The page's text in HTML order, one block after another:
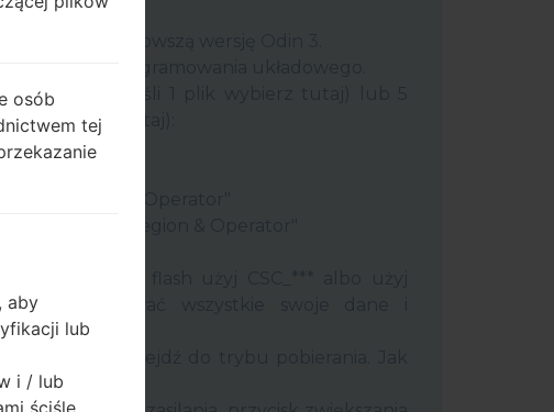
1 plik (jeśli 1 plik wybierz tutaj) lub 5
wybierz tutaj):
Recovery"
aby zachować wszystkie swoje dane i
metody:
osób
tej
aby
lub
i / lub